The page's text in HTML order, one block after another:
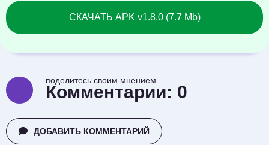
СКАЧАТЬ APK v1.8.0 (7.7 Mb)
поделитесь своим мнением
Комментарии: 0
ДОБАВИТЬ КОММЕНТАРИЙ